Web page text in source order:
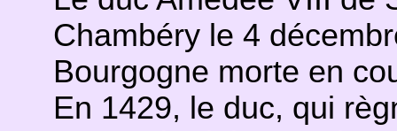
Chambéry le 4
Bourgogne morte en
En 1429, le duc, qui